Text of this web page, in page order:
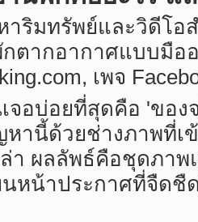
าริมทรัพย์และวิดีโ
ตากอากาศแบบมือ
เพจ
จอบ่อยที่สุดคือ 'ขอ
านี้ด้วยช่างภาพที่เ
า ผลลัพธ์คือชุดภา
นหน้าประกาศที่จืด